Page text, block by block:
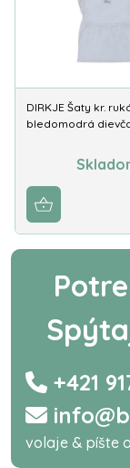
DIRKJE Šaty kr.
bledomodrá
+421
volaje & píšte